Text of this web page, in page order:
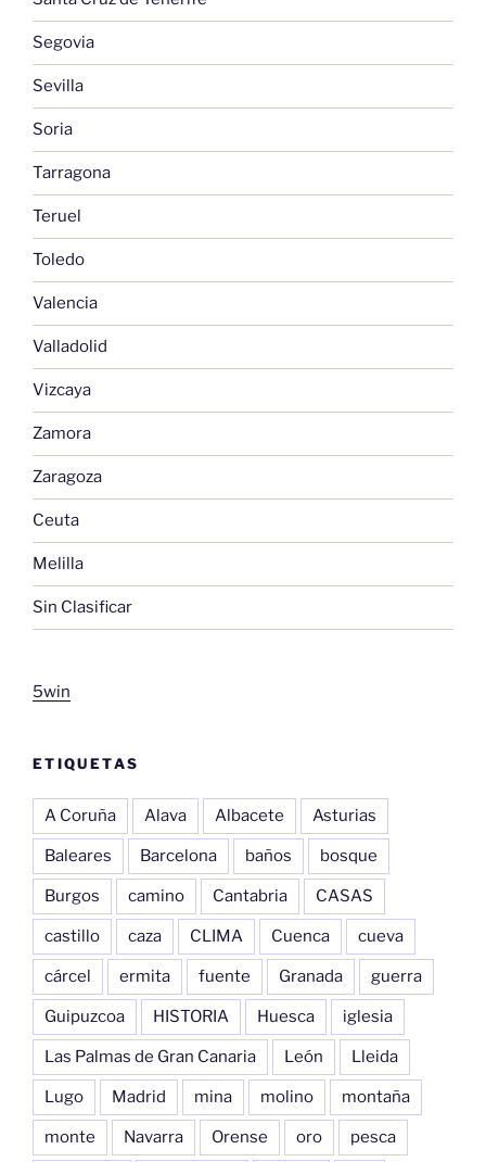
Segovia
Sevilla
Soria
Tarragona
Teruel
Toledo
Valencia
Valladolid
Vizcaya
Zamora
Zaragoza
Ceuta
Melilla
Sin Clasificar
5win
ETIQUETAS
A Coruña Alava Albacete Asturias
Baleares Barcelona baños bosque
Burgos camino Cantabria CASAS
castillo caza CLIMA Cuenca cueva
cárcel ermita fuente Granada guerra
Guipuzcoa HISTORIA Huesca iglesia
Las Palmas de Gran Canaria León Lleida
Lugo Madrid mina molino montaña
monte Navarra Orense oro pesca